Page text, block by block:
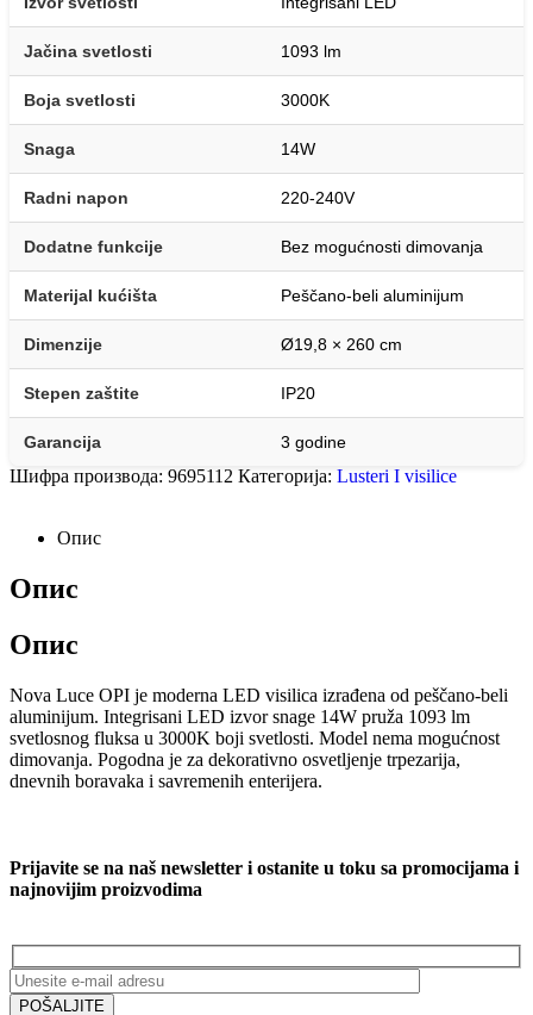
Jačina svetlosti 1093 lm
Boja svetlosti 3000K
Snaga 14W
Radni napon 220-240V
Dodatne funkcije Bez mogućnosti dimovanja
Materijal kućišta Peščano-beli aluminijum
Dimenzije Ø19,8 × 260 cm
Stepen zaštite IP20
Garancija 3 godine
Шифра производа: 9695112 Категорија: Lusteri I visilice
Опис
Опис
Опис
Nova Luce OPI je moderna LED visilica izrađena od peščano-beli
aluminijum. Integrisani LED izvor snage 14W pruža 1093 lm
svetlosnog fluksa u 3000K boji svetlosti. Model nema mogućnost
dimovanja. Pogodna je za dekorativno osvetljenje trpezarija,
dnevnih boravaka i savremenih enterijera.
Prijavite se na naš newsletter i ostanite u toku sa promocijama i
najnovijim proizvodima